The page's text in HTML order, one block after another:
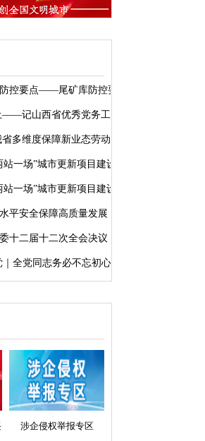
控要点——尾矿库防控要点
——记山西省优秀党务工作...
多维度保障新业态劳动者...
一场”城市更新项目建设
一场”城市更新项目建设
平安全保障高质量发展
十二届十二次全会决议
全党同志务必不忘初心、...
涉企侵权举报专区